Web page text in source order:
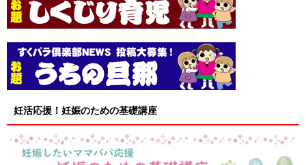
妊活応援！妊娠のための基礎講座